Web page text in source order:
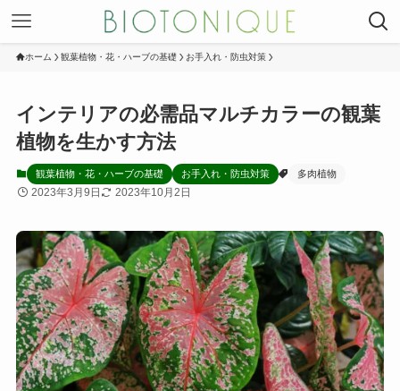
ホーム 観葉植物・花・ハーブの基礎 お手入れ・防虫対策
インテリアの必需品マルチカラーの観葉
植物を生かす方法
観葉植物・花・ハーブの基礎 お手入れ・防虫対策 多肉植物
2023年3月9日 2023年10月2日